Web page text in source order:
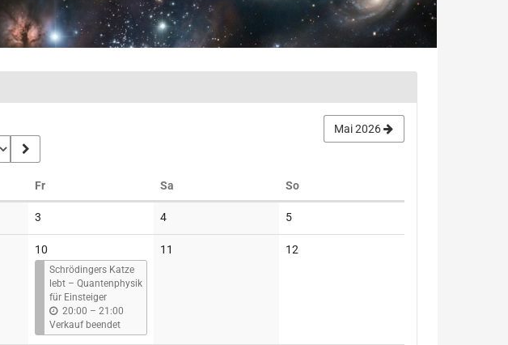
Mai 2026
FrFreitag Sa SoSonntag
3
Veranstaltungen
4Keine
Veranstaltungen
5Keine
Veranstaltungen
10
Schrödingers Katze
lebt – Quantenphysik
für Einsteiger
20:00 – b
i
s
21:00
Verkauf beendet
11 12